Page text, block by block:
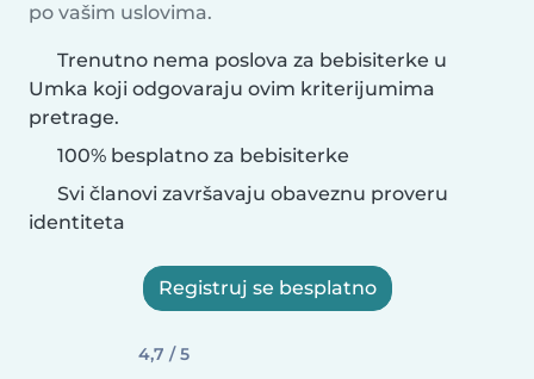
po vašim uslovima.
Trenutno nema poslova za bebisiterke u
Umka koji odgovaraju ovim kriterijumima
pretrage.
100% besplatno za bebisiterke
Svi članovi završavaju obaveznu proveru
identiteta
Registruj se besplatno
4,7 / 5